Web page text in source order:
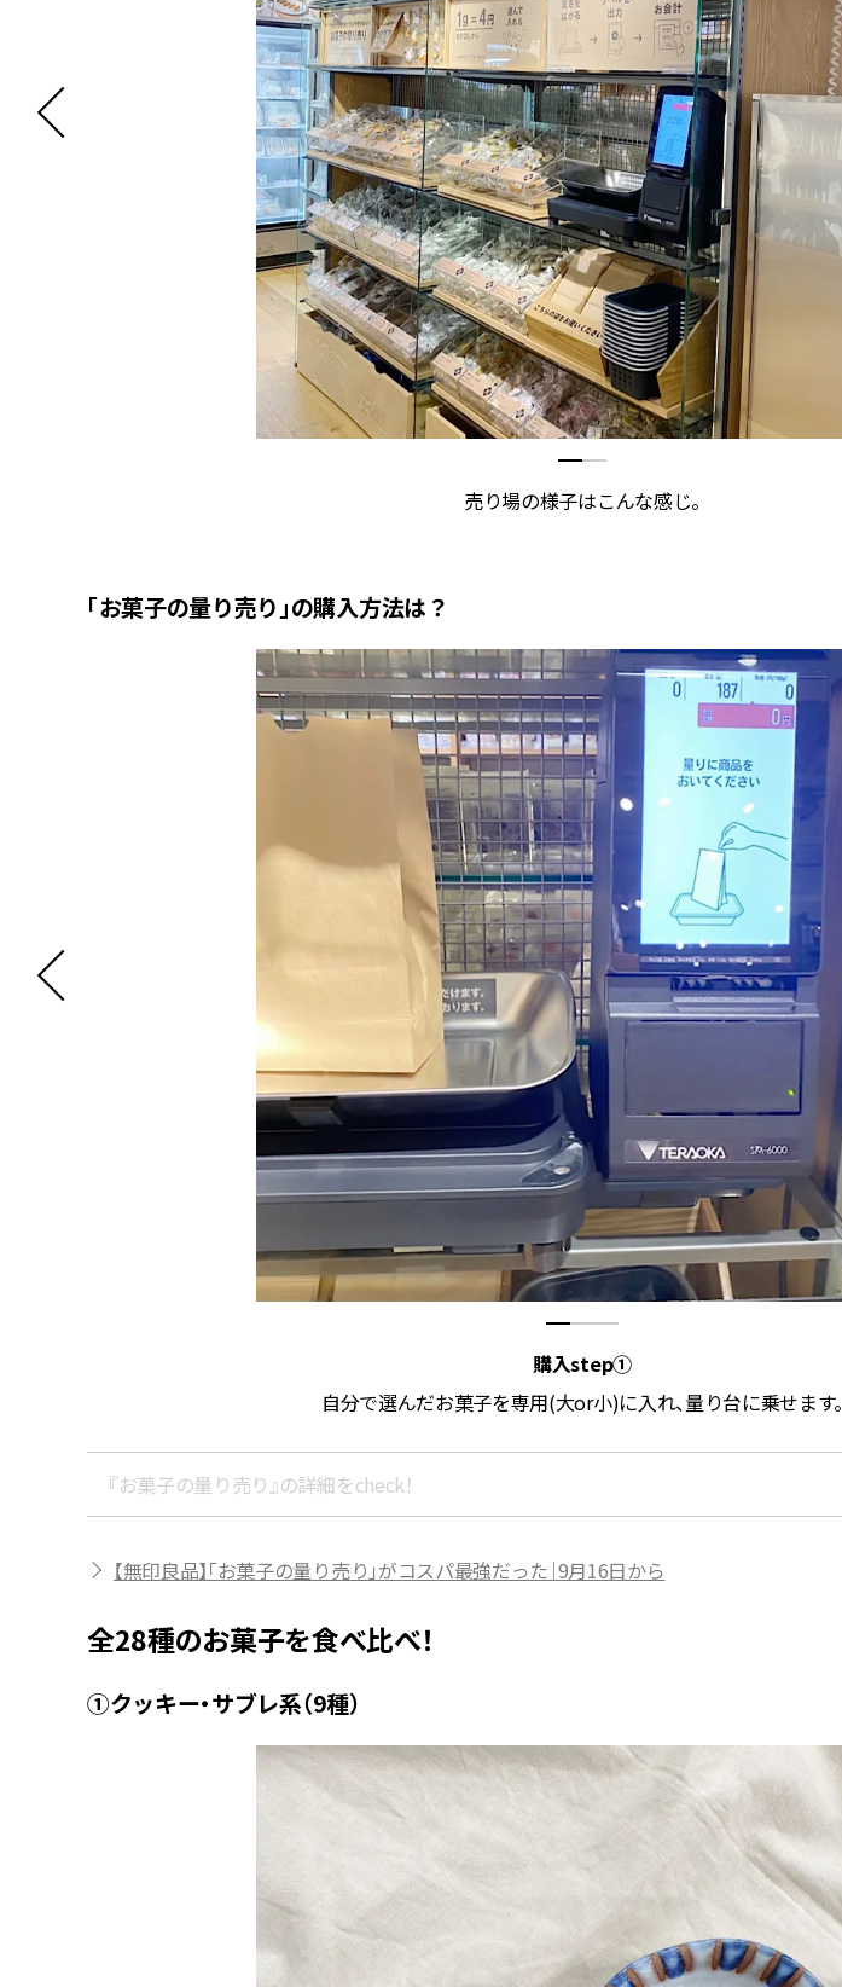
売り場の様子はこんな感じ。
「お菓子の量り売り」の購入方法は？
購入step①
自分で選んだお菓子を専用(大or小)に入れ、量り台に乗せます。
『お菓子の量り売り』の詳細をcheck！
【無印良品】「お菓子の量り売り」がコスパ最強だった｜9月16日から
全28種のお菓子を食べ比べ！
①クッキー・サブレ系（9種）